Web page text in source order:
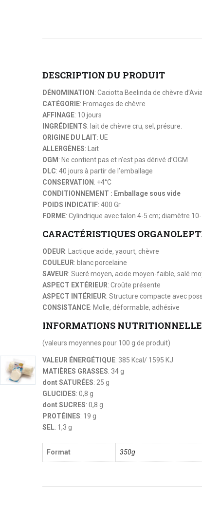
DESCRIPTION DU PRODUIT
DÉNOMINATION : Caciotta Beelinda de chèvre
CATÉGORIE: Fromages de chèvre
AFFINAGE: 10 jours
INGRÉDIENTS: lait de chèvre cru, sel, présure.
ORIGINE DU LAIT: UE
ALLERGÈNES: Lait
OGM : Ne contient pas et n’est pas dérivé d’OGM
DLC: 40 jours à partir de l’emballage
CONSERVATION : +4°C
CONDITIONNEMENT : Emballage sous vide
POIDS INDICATIF: 400 Gr
FORME: Cylindrique avec talon 4-5 cm; diamètre
CARACTÉRISTIQUES
ODEUR: Lactique acide, yaourt, chèvre
COULEUR: blanc porcelaine
SAVEUR: Sucré moyen, acide moyen-faible, salé
ASPECT EXTÉRIEUR: Croûte présente
ASPECT INTÉRIEUR: Structure compacte avec
CONSISTANCE: Molle, déformable, adhésive
INFORMATIONS
(valeurs moyennes pour 100 g de produit)
VALEUR ÉNERGÉTIQUE: 385 Kcal/ 1595 KJ
MATIÈRES GRASSES: 34 g
dont SATURÉES: 25 g
GLUCIDES: 0,8 g
dont SUCRES: 0,8 g
PROTÉINES: 19 g
SEL: 1,3 g
Format 350g